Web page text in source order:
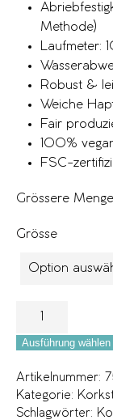
Methode)
Laufmeter:
Robust &
Weiche
Fair
100%
FSC-
Grössere
Grösse
Ausführung wählen
Artikelnummer:
Kategorie:
Schlagwörter: